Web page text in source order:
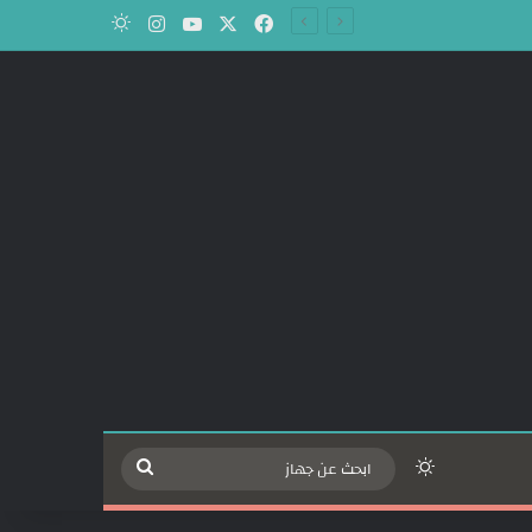
فيسبوك‫YouTube
انستقرامالوضع المظلم
الوضع المظلم
ابحث
عن